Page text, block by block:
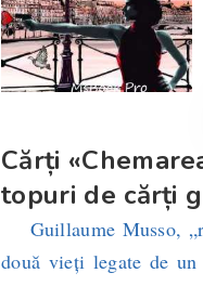
Cărți
topuri de cărți
Guillaume Musso,
două vieți legate de